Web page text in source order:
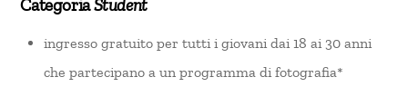
CategoriaStudent
ingresso gratuito per tutti i giovani dai 18 ai 30 anni
che partecipano a un programma di fotografia*